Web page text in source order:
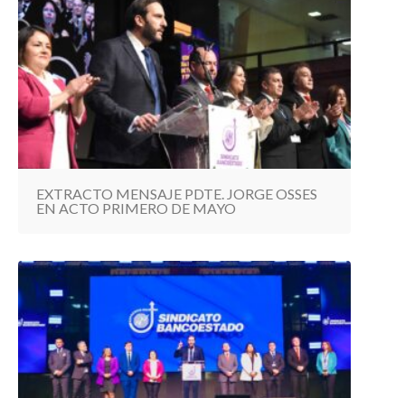
EXTRACTO MENSAJE PDTE. JORGE OSSES
EN ACTO PRIMERO DE MAYO